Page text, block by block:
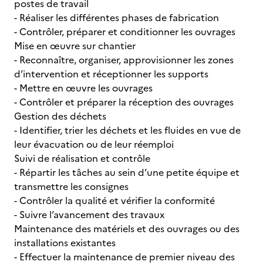
postes de travail
- Réaliser les différentes phases de fabrication
- Contrôler, préparer et conditionner les ouvrages
Mise en œuvre sur chantier
- Reconnaître, organiser, approvisionner les zones
d’intervention et réceptionner les supports
- Mettre en œuvre les ouvrages
- Contrôler et préparer la réception des ouvrages
Gestion des déchets
- Identifier, trier les déchets et les fluides en vue de
leur évacuation ou de leur réemploi
Suivi de réalisation et contrôle
- Répartir les tâches au sein d’une petite équipe et
transmettre les consignes
- Contrôler la qualité et vérifier la conformité
- Suivre l’avancement des travaux
Maintenance des matériels et des ouvrages ou des
installations existantes
- Effectuer la maintenance de premier niveau des